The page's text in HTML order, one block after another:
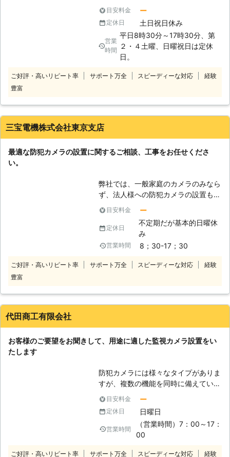
おらず、撮影や記録はできないように
なっています。ただ、作動中であるよ
うに見せかけるためLEDなどを点滅で
きるものもあります。メリットとして
は、防犯カメラをたくさん設置する場
所に本物のカメラとダミーカメラを両
方導入することで、コストを削減する
ことができる点が挙げられます。 ま
環境ごとにベストな提案をすることが
ました。多くの経験をお客様にフィー
目安料金 ー
定休日 土日祝日休み
営業
時間
平日8時30分～17時30分、第
２・４土曜、日曜祝日は定休
日。
ご好評・高いリピート率 サポート万全 スピーディーな対応
経験
豊富
三宝電機株式会社東京支店
最適な防犯カメラの設置に関するご相談、工事をお任せくださ
い。
弊社では、一般家庭のカメラのみなら
ず、法人様への防犯カメラの設置も可
能です。しっかりと防犯意識を強くす
る事ができる防犯カメラを提供できま
す。監視カメラ設置に関するエキスパ
ートの会社となりますから、様々なこ
とをご相談ください。事務所や店舗の
防犯対策はもちろんのこと、カメラの
業務管理等も含めてご要望があれば是
うになっているのです。
目安料金 ー
定休日
不定期だが基本的日曜休
み
営業時間 8；30-17；30
ご好評・高いリピート率 サポート万全 スピーディーな対応
経験
豊富
代田商工有限会社
お客様のご要望をお聞きして、用途に適した監視カメラ設置をい
たします
防犯カメラには様々なタイプがありま
すが、複数の機能を同時に備えている
ものも多いです。パソコンやスマート
フォンから遠隔操作が行えるネットワ
ークカメラにはマイクとスピーカーが
付いているものもあります。映像だけ
でなく音も確認することができ、不審
者がいれば声をかけてより高い防犯を
目安料金 ー
定休日 日曜日
営業時間
（営業時間）7：00～17：
00
ご好評・高いリピート率 サポート万全 スピーディーな対応 経験